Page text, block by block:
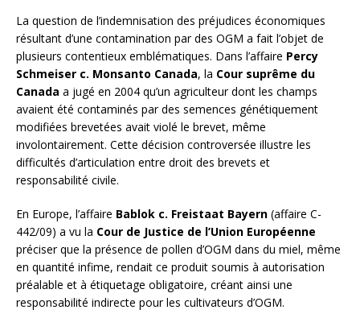
La question de l’indemnisation des préjudices économiques
résultant d’une contamination par des OGM a fait l’objet de
plusieurs contentieux emblématiques. Dans l’affaire Percy
Schmeiser c. Monsanto Canada, la Cour suprême du
Canada a jugé en 2004 qu’un agriculteur dont les champs
avaient été contaminés par des semences génétiquement
modifiées brevetées avait violé le brevet, même
involontairement. Cette décision controversée illustre les
difficultés d’articulation entre droit des brevets et
responsabilité civile.
En Europe, l’affaire Bablok c. Freistaat Bayern (affaire C-
442/09) a vu la Cour de Justice de l’Union Européenne
préciser que la présence de pollen d’OGM dans du miel, même
en quantité infime, rendait ce produit soumis à autorisation
préalable et à étiquetage obligatoire, créant ainsi une
responsabilité indirecte pour les cultivateurs d’OGM.